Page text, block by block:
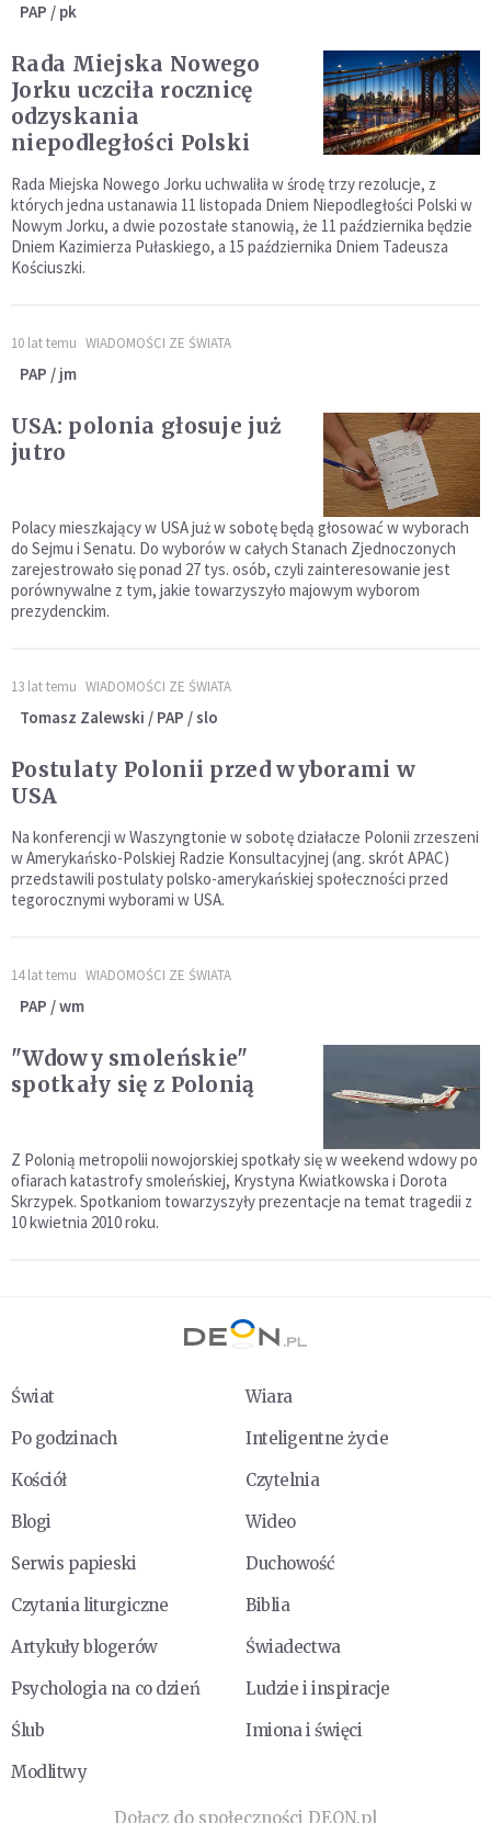
PAP / pk
Rada Miejska Nowego
Jorku uczciła rocznicę
odzyskania
niepodległości Polski
Rada Miejska Nowego Jorku uchwaliła w środę trzy rezolucje, z
których jedna ustanawia 11 listopada Dniem Niepodległości Polski w
Nowym Jorku, a dwie pozostałe stanowią, że 11 października będzie
Dniem Kazimierza Pułaskiego, a 15 października Dniem Tadeusza
Kościuszki.
10 lat temu WIADOMOŚCI ZE ŚWIATA
PAP / jm
USA: polonia głosuje już
jutro
Polacy mieszkający w USA już w sobotę będą głosować w wyborach
do Sejmu i Senatu. Do wyborów w całych Stanach Zjednoczonych
zarejestrowało się ponad 27 tys. osób, czyli zainteresowanie jest
porównywalne z tym, jakie towarzyszyło majowym wyborom
prezydenckim.
13 lat temu WIADOMOŚCI ZE ŚWIATA
Tomasz Zalewski / PAP / slo
Postulaty Polonii przed wyborami w
USA
Na konferencji w Waszyngtonie w sobotę działacze Polonii zrzeszeni
w Amerykańsko-Polskiej Radzie Konsultacyjnej (ang. skrót APAC)
przedstawili postulaty polsko-amerykańskiej społeczności przed
tegorocznymi wyborami w USA.
14 lat temu WIADOMOŚCI ZE ŚWIATA
PAP / wm
"Wdowy smoleńskie"
spotkały się z Polonią
Z Polonią metropolii nowojorskiej spotkały się w weekend wdowy po
ofiarach katastrofy smoleńskiej, Krystyna Kwiatkowska i Dorota
Skrzypek. Spotkaniom towarzyszyły prezentacje na temat tragedii z
10 kwietnia 2010 roku.
Świat
Wiara
Po godzinach
Inteligentne życie
Kościół
Czytelnia
Blogi
Wideo
Serwis papieski
Duchowość
Czytania liturgiczne
Biblia
Artykuły blogerów
Świadectwa
Psychologia na co dzień
Ludzie i inspiracje
Ślub
Imiona i święci
Modlitwy
Dołącz do społeczności DEON.pl